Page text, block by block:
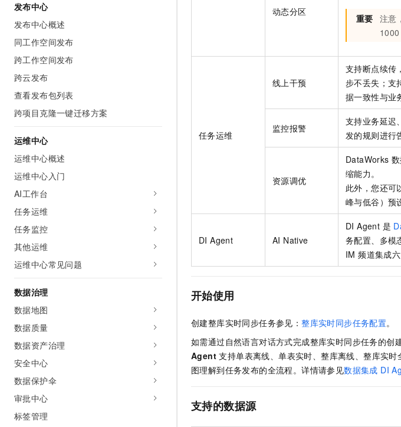
发布中心
发布中心概述
同工作空间发布
跨工作空间发布
跨云发布
查看发布包列表
跨项目克隆一键迁移方案
运维中心
运维中心概述
运维中心入门
AI工作台
任务运维
任务监控
其他运维
运维中心常见问题
数据治理
数据地图
数据质量
数据资产治理
安全中心
数据保护伞
审批中心
标签管理
动态分区
重要 注意
1000
任务运维
线上干预
支持断点续传
步不丢失；支
据一致性与业
监控报警
支持业务延迟
发的规则进行
资源调优
DataWorks
缩能力。
此外，您还可
峰与低谷）预
DI Agent AI Native
DI Agent 是
务配置、多模
IM 频道集成六
开始使用
创建整库实时同步任务参见：整库实时同步任务配置。
如需通过自然语言对话方式完成整库实时同步任务的创
Agent 支持单表离线、单表实时、整库离线、整库实
图理解到任务发布的全流程。详情请参见数据集成 DI
支持的数据源